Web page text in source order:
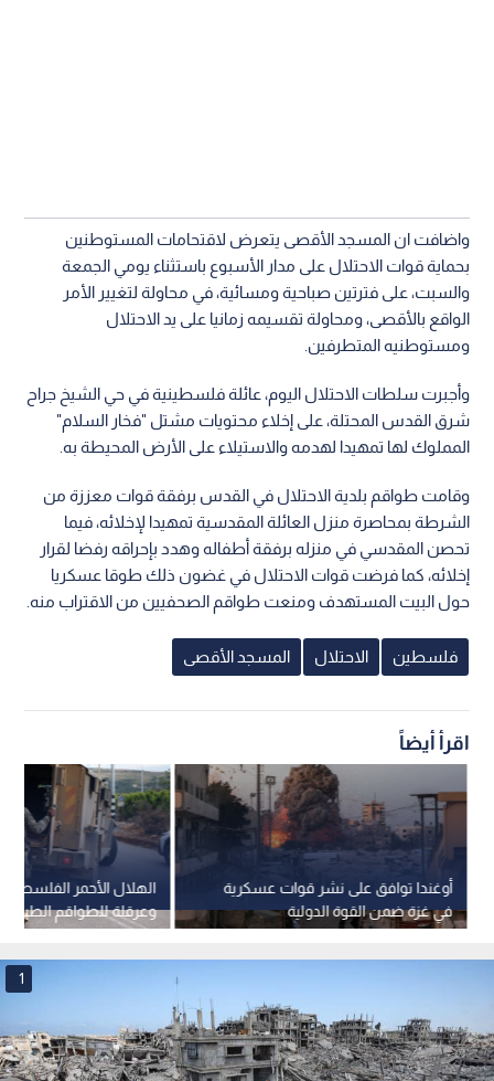
واضافت ان المسجد الأقصى يتعرض لاقتحامات المستوطنين
بحماية قوات الاحتلال على مدار الأسبوع باستثناء يومي الجمعة
والسبت، على فترتين صباحية ومسائية، في محاولة لتغيير الأمر
الواقع بالأقصى، ومحاولة تقسيمه زمانيا على يد الاحتلال
ومستوطنيه المتطرفين.
وأجبرت سلطات الاحتلال اليوم، عائلة فلسطينية في حي الشيخ جراح
شرق القدس المحتلة، على إخلاء محتويات مشتل "فخار السلام"
المملوك لها تمهيدا لهدمه والاستيلاء على الأرض المحيطة به.
وقامت طواقم بلدية الاحتلال في القدس برفقة قوات معززة من
الشرطة بمحاصرة منزل العائلة المقدسية تمهيدا لإخلائه، فيما
تحصن المقدسي في منزله برفقة أطفاله وهدد بإحراقه رفضا لقرار
إخلائه، كما فرضت قوات الاحتلال في غضون ذلك طوقا عسكريا
حول البيت المستهدف ومنعت طواقم الصحفيين من الاقتراب منه.
فلسطين الاحتلال المسجد الأقصى
اقرأ أيضاً
وعرقلة للطواقم الطبية
مستمر لقوات الاحتلال
وكفر عقب
أوغندا توافق على نشر قوات عسكرية
في غزة ضمن القوة الدولية
1